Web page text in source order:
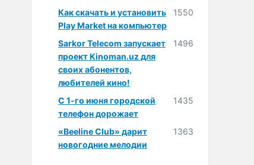
Как скачать и установить
Play Market на компьютер
1550
Sarkor Telecom запускает
проект Kinoman.uz для
своих абонентов,
любителей кино!
1496
С 1-го июня городской
телефон дорожает
1435
«Beeline Club» дарит
новогодние мелодии
1363